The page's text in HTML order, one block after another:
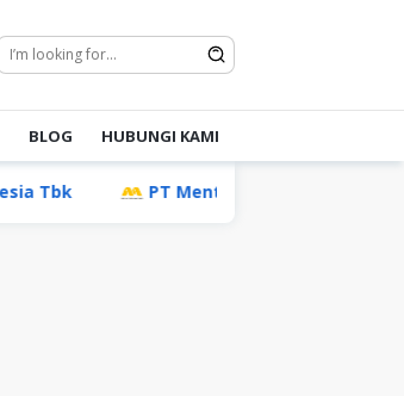
BLOG HUBUNGI KAMI
PT Mentari Mas Multimoda (Temas